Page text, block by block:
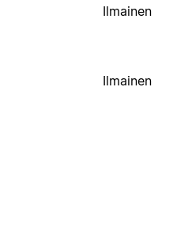
Ilmainen
Ilmainen